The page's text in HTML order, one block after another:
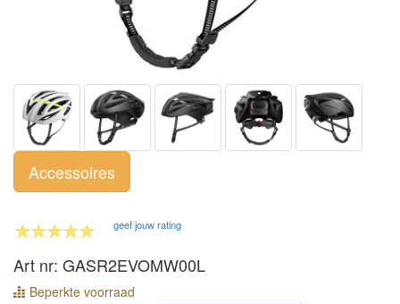
Accessoires
geef jouw rating
Art nr: GASR2EVOMW00L
Beperkte voorraad